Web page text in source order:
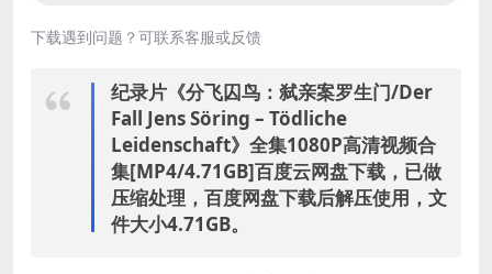
下载遇到问题？可联系客服或反馈
纪录片《分飞囚鸟：弑亲案罗生门/Der
Fall Jens Söring – Tödliche
Leidenschaft》全集1080P高清视频合
集[MP4/4.71GB]百度云网盘下载，已做
压缩处理，百度网盘下载后解压使用，文
件大小4.71GB。